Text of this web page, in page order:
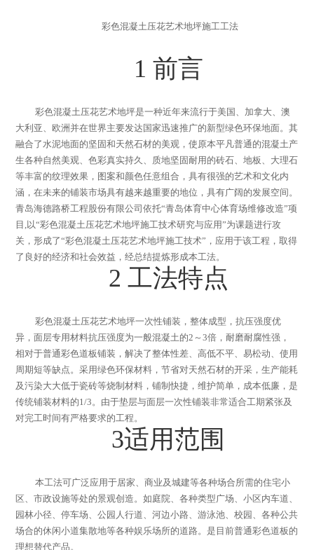
彩色混凝土压花艺术地坪施工工法
1 前言
彩色混凝土压花艺术地坪是一种近年来流行于美国、加拿大、澳
大利亚、欧洲并在世界主要发达国家迅速推广的新型绿色环保地面。其
融合了水泥地面的坚固和天然石材的美观，使原本平凡普通的混凝土产
生各种自然美观、色彩真实持久、质地坚固耐用的砖石、地板、大理石
等丰富的纹理效果，图案和颜色任意组合，具有很强的艺术和文化内
涵，在未来的铺装市场具有越来越重要的地位，具有广阔的发展空间。
青岛海德路桥工程股份有限公司依托“青岛体育中心体育场维修改造”项
目 以“彩色混凝土压花艺术地坪施工技术研究与应用”为课题进行攻
关，形成了“彩色混凝土压花艺术地坪施工技术” ，应用于该工程，取得
了良好的经济和社会效益，经总结提炼形成本工法。
2 工法特点
彩色混凝土压花艺术地坪一次性铺装，整体成型，抗压强度优
异，面层专用材料抗压强度为一般混凝土的2 ～3倍，耐磨耐腐性强，
相对于普通彩色道板铺装，解决了整体性差、高低不平、易松动、使用
周期短等缺点。采用绿色环保材料，节省对天然石材的开采，生产能耗
及污染大大低于瓷砖等烧制材料，铺制快捷，维护简单，成本低廉，是
传统铺装材料的1/3 。由于垫层与面层一次性铺装非常适合工期紧张及
对完工时间有严格要求的工程。
3适用范围
本工法可广泛应用于居家、商业及城建等各种场合所需的住宅小
区、市政设施等处的景观创造。如庭院、各种类型广场、小区内车道、
园林小径、停车场、公园人行道、河边小路、游泳池、校园、各种公共
场合的休闲小道集散地等各种娱乐场所的道路。是目前普通彩色道板的
理想替代产品。